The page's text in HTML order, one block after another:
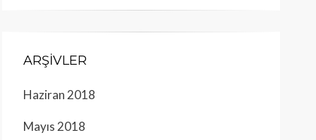
ARŞIVLER
Haziran 2018
Mayıs 2018